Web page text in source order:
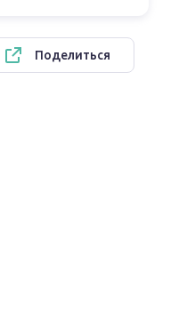
Поделиться